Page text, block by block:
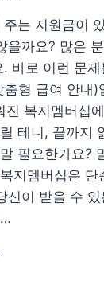
는 지원금이
을까요? 많은
바로 이런 문
춤형 급여 안내)
진 복지멤버십
테니, 끝까지
필요한가요?
지멤버십은 단
신이 받을 수
…